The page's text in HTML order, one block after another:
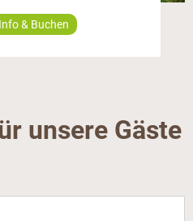
& Buchen
unsere Gäste